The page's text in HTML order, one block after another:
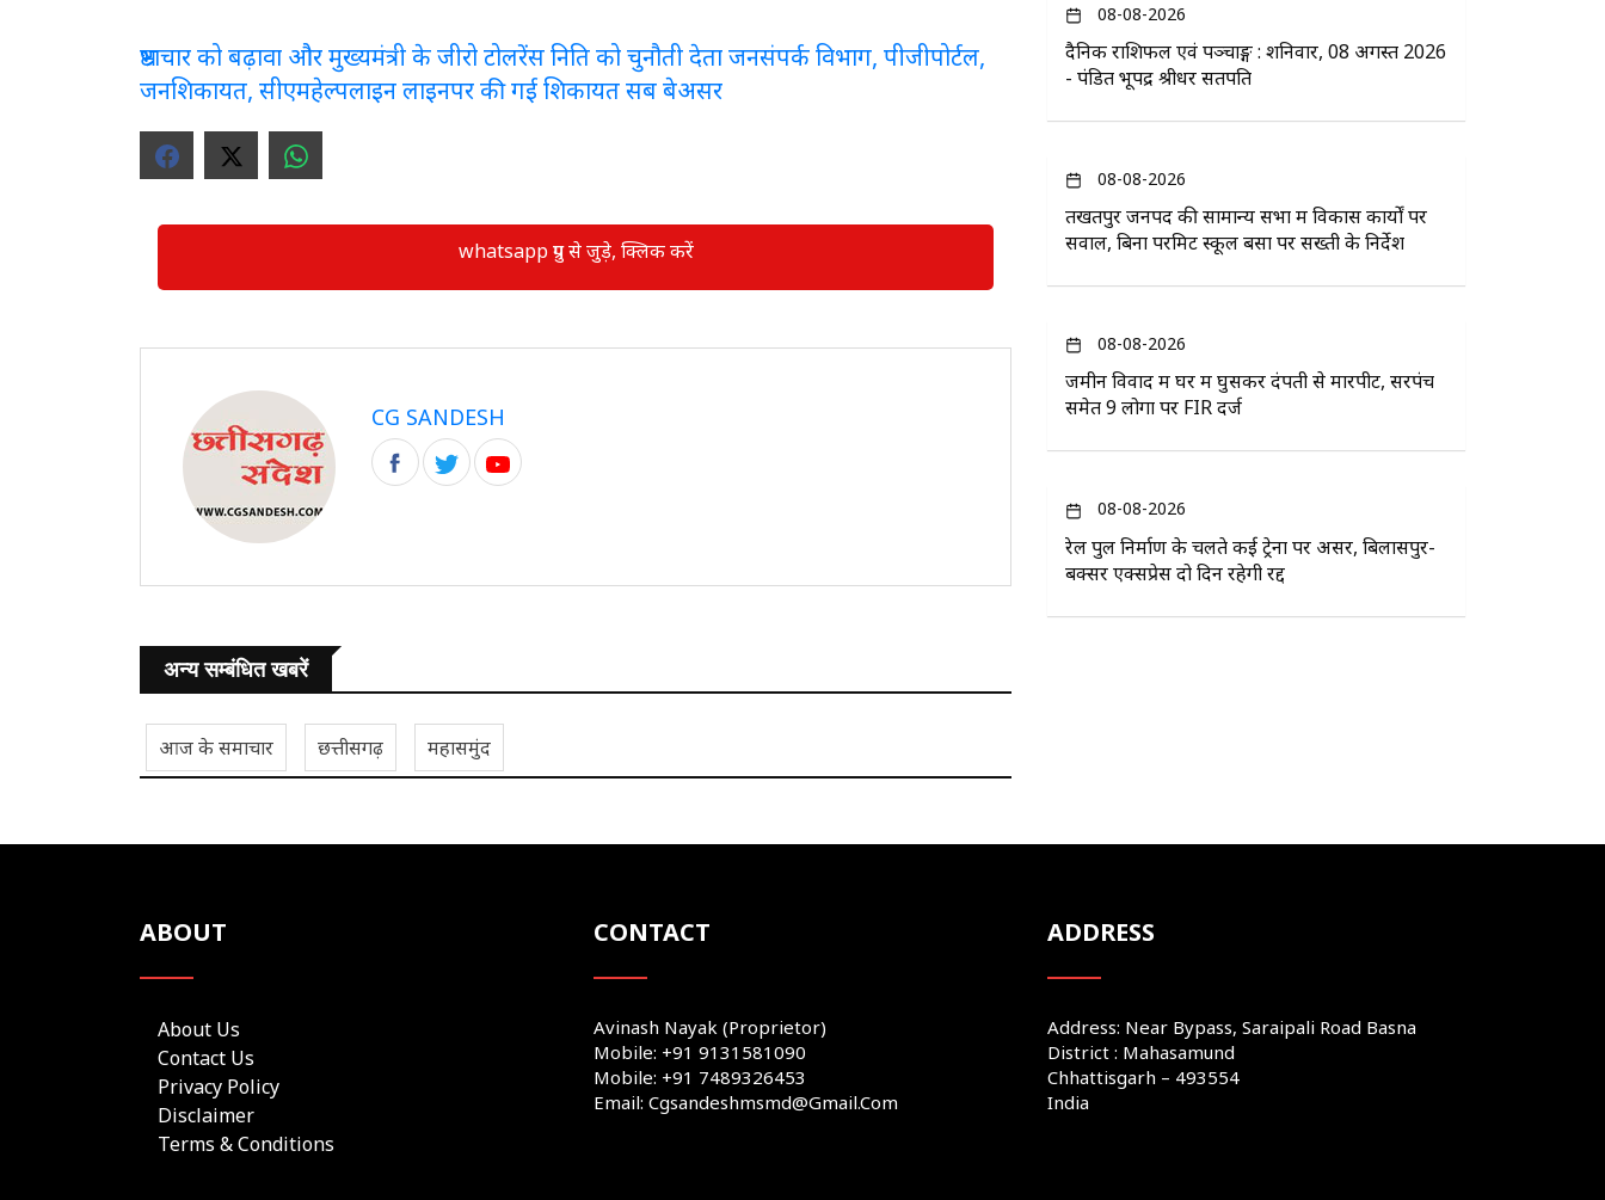
भ्रष्टाचार को बढ़ावा और मुख्यमंत्री के जीरो टोलरेंस निति को चुनौती देता जनसंपर्क विभाग, पीजीपोर्टल,
जनशिकायत, सीएमहेल्पलाइन लाइनपर की गई शिकायत सब बेअसर
whatsapp ग्रुप से जुड़े, क्लिक करें
CG SANDESH
अन्य सम्बंधित खबरें
आज के समाचार छत्तीसगढ़ महासमुंद
08-08-2026
दैनिक राशिफल एवं पञ्चाङ्ग : शनिवार, 08 अगस्त 2026
- पंडित भूपेंद्र श्रीधर सतपति
08-08-2026
तखतपुर जनपद की सामान्य सभा में विकास कार्यों पर
सवाल, बिना परमिट स्कूल बसों पर सख्ती के निर्देश
08-08-2026
जमीन विवाद में घर में घुसकर दंपती से मारपीट, सरपंच
समेत 9 लोगों पर FIR दर्ज
08-08-2026
रेल पुल निर्माण के चलते कई ट्रेनों पर असर, बिलासपुर-
बक्सर एक्सप्रेस दो दिन रहेगी रद्द
ABOUT
About Us
Contact Us
Privacy Policy
Disclaimer
Terms & Conditions
CONTACT
Avinash Nayak (Proprietor)
Mobile: +91 9131581090
Mobile: +91 7489326453
Email: Cgsandeshmsmd@gmail.com
ADDRESS
Address: Near Bypass, Saraipali Road Basna
District : Mahasamund
Chhattisgarh – 493554
India